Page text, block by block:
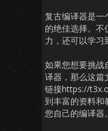
复古编译器是一
的绝佳选择。不
力，还可以学习
如果您想要挑战
译器，那么这篇
链接https://
到丰富的资料和
您自己的编译器。